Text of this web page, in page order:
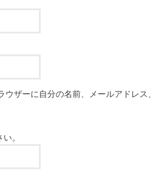
ザーに自分の名前、メールアドレス
。